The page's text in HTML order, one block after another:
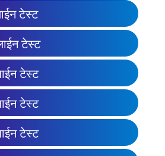
टेस्ट
टेस्ट
टेस्ट
टेस्ट
टेस्ट